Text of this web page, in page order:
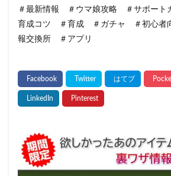
＃最新情報 ＃ウマ娘攻略 ＃サポー
育成コツ​​ ＃育成​​​​​​​​​ ＃ガチャ ＃初心
報交換所​​​​​​​​​ ＃アプリ